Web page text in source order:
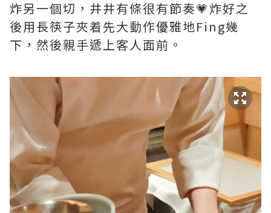
炸另一個切，井井有條很有節奏💗炸好之
後用長筷子夾着先大動作優雅地Fing幾
下，然後親手遞上客人面前。